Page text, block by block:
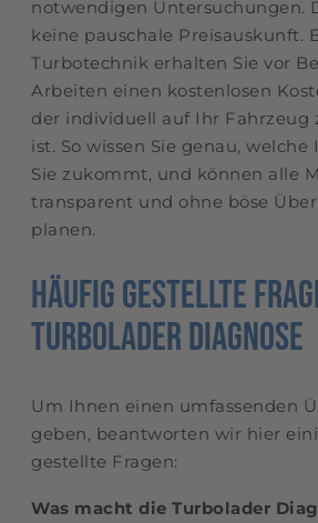
notwendigen Untersuchungen.
keine pauschale Preisauskunft.
Turbotechnik erhalten Sie vor
Arbeiten einen kostenlosen
der individuell auf Ihr Fahrzeug
ist. So wissen Sie genau,
Sie zukommt, und können alle
transparent und ohne böse
planen.
Häufig gestellte
Turbolader Diagnose
Um Ihnen einen umfassenden
geben, beantworten wir hier
gestellte Fragen:
Was macht die Turbolader